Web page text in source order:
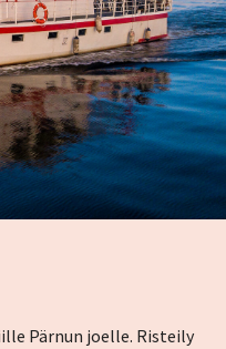
Pärnun joelle. Risteily